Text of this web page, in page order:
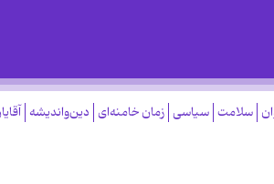
سلامت سیاسی زمان خامنه‌ای دین‌واندیشه